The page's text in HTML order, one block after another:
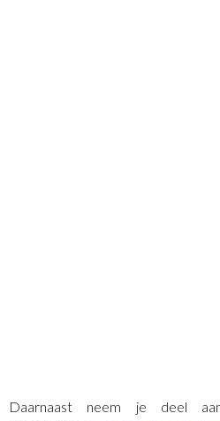
Daarnaast neem je deel